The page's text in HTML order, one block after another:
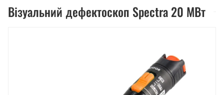
Візуальний дефектоскоп Spectra 20 МВт